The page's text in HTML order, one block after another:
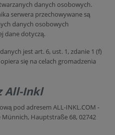
danych osobowych.
serwera przechowywane są
danych osobowych
dane dotyczą.
jest art. 6, ust. 1, zdanie 1 (f)
się na celach gromadzenia
All-Inkl
pod adresem ALL-INKL.COM -
Hauptstraße 68, 02742